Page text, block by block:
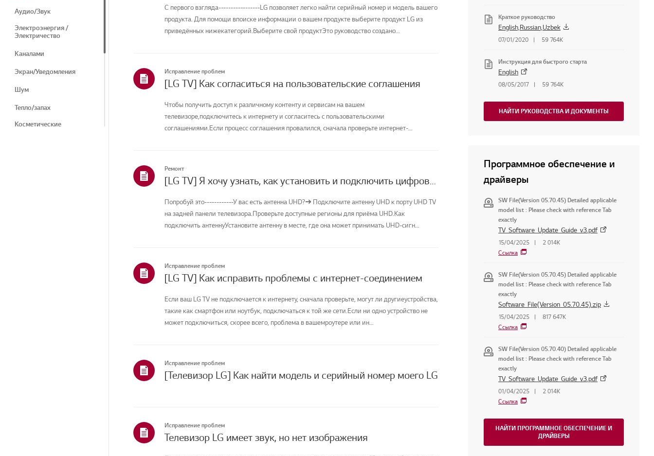
Аудио/Звук
Электроэнергия /
Электричество
Каналами
Экран/Уведомления
Шум
Тепло/запах
Косметические
С первого взгляда-----------------LG позволяет легко найти серийный номер и модель вашего
продукта. Для помощи впоиске информации о вашем продукте выберите продукт LG из
приведённых нижекатегорий.Выберите свой продуктЭто руководство создано...
Исправление проблем
[LG TV] Как согласиться на пользовательские соглашения
Чтобы получить доступ к различному контенту и сервисам на вашем
телевизоре,подключитесь к интернету и согласитесь с пользовательскими
соглашениями.Если процесс соглашения провалился, сначала проверьте интернет-
Ремонт
[LG TV] Я хочу узнать, как установить и подключить цифровую антенну (UHD) и смотреть телевизор
Попробуй это------------У вас есть антенна UHD?➔ Подключите антенну UHD к порту UHD TV
на задней панели телевизора.Проверьте доступные регионы для приёма UHD.Как
подключить антеннуУстановите антенну в месте, где она может принимать UHD-сигн...
Исправление проблем
[LG TV] Как исправить проблемы с интернет-соединением
Если ваш LG TV не подключается к интернету, сначала проверьте, могут ли другиеустройства,
такие как смартфон или ноутбук, подключаться к той же сети.Если ни одно устройство не
может подключиться, скорее всего, проблема в вашемроутере или ин...
Исправление проблем
[Телевизор LG] Как найти модель и серийный номер моего LG
Исправление проблем
Телевизор LG имеет звук, но нет изображения
Краткое руководство
English,Russian,Uzbek
07/01/2020 59 764K
Инструкция для быстрого старта
English
08/05/2017 59 764K
НАЙТИ РУКОВОДСТВА И ДОКУМЕНТЫ
Программное обеспечение и
драйверы
SW File(Version 05.70.45) Detailed applicable
model list : Please check with reference Tab
exactly
TV_Software_Update_Guide_v3.pdf
15/04/2025
2 014K
Ссылка
SW File(Version 05.70.45) Detailed applicable
model list : Please check with reference Tab
exactly
Software_File(Version_05.70.45).zip
15/04/2025
817 647K
Ссылка
SW File(Version 05.70.40) Detailed applicable
model list : Please check with reference Tab
exactly
TV_Software_Update_Guide_v3.pdf
01/04/2025
2 014K
Ссылка
НАЙТИ ПРОГРАММНОЕ ОБЕСПЕЧЕНИЕ И
ДРАЙВЕРЫ